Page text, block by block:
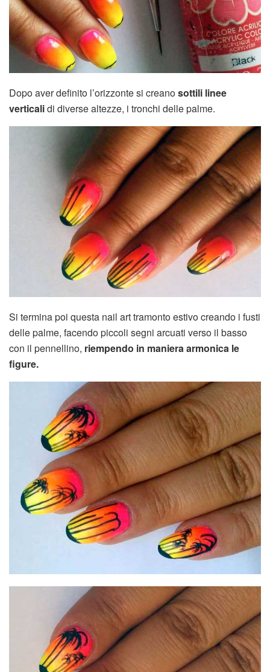
Dopo aver definito l’orizzonte si creanosottili linee
verticalidi diverse altezze, i tronchi delle palme.
Si termina poi questa nail art tramonto estivo creando i fusti
delle palme, facendo piccoli segni arcuati verso il basso
con il pennellino, riempendo in maniera armonica le
figure.